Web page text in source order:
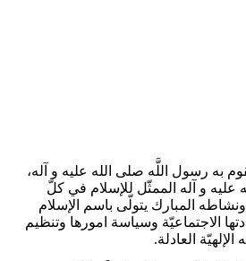
به رسول اللَّه صلى الله عليه و آله،
عليه و آله الممثّل للإسلام في كلّ
المبارك يتولّى باسم الإسلام
الاجتماعيّة وسياسة امورها وتنظيم
العادلة.